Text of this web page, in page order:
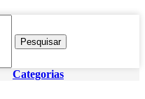
Pesquisar
Categorias